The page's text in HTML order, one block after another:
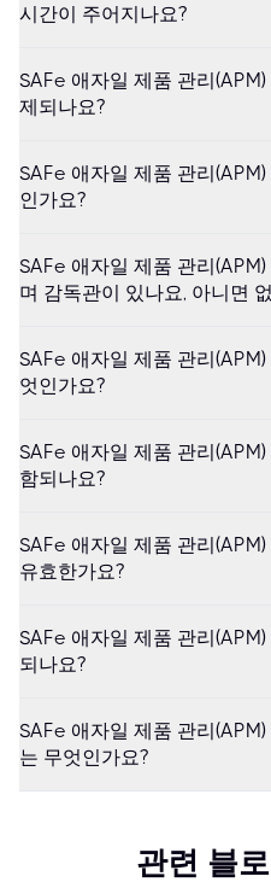
시간이 주어지나요?
SAFe 애자일 제품 관리
제되나요?
SAFe 애자일 제품 관리
인가요?
SAFe 애자일 제품 관리
며 감독관이 있나요, 아니면
SAFe 애자일 제품 관리
엇인가요?
SAFe 애자일 제품 관리
함되나요?
SAFe 애자일 제품 관리
유효한가요?
SAFe 애자일 제품 관리
되나요?
SAFe 애자일 제품 관리
는 무엇인가요?
관련 블